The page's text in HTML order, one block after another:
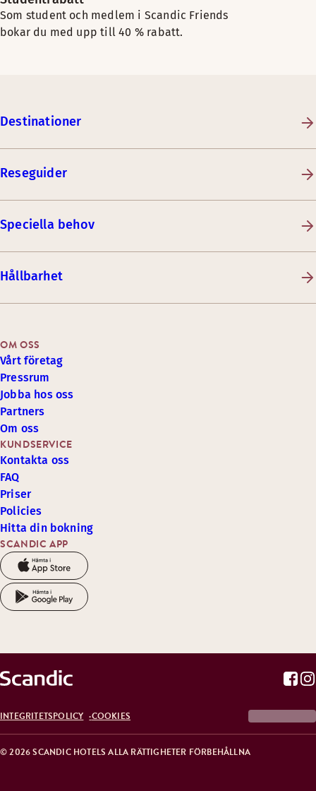
Som student och medlem i Scandic Friends
bokar du med upp till 40 % rabatt.
Destinationer
Reseguider
Speciella behov
Hållbarhet
SCANDIC APP
KUNDSERVICE
Kontakta oss
FAQ
Priser
Policies
Hitta din bokning
OM OSS
Vårt företag
Pressrum
Jobba hos oss
Partners
Om oss
© 2026 SCANDIC HOTELS ALLA RÄTTIGHETER FÖRBEHÅLLNA
INTEGRITETSPOLICY COOKIES